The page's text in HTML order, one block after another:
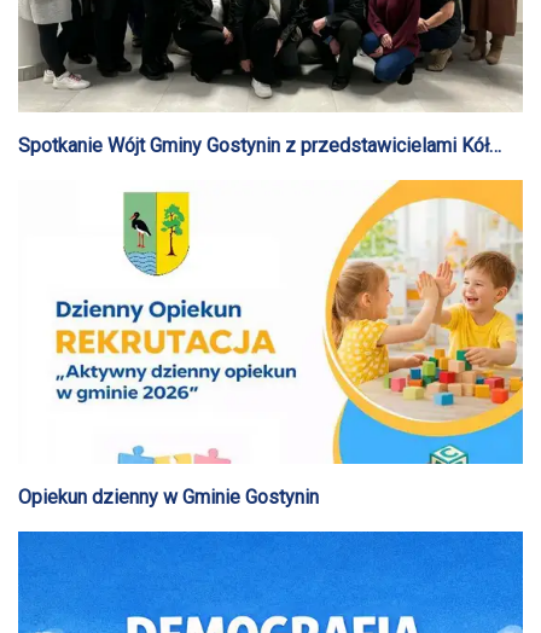
Spotkanie Wójt Gminy Gostynin z przedstawicielami Kół
Opiekun dzienny w Gminie Gostynin